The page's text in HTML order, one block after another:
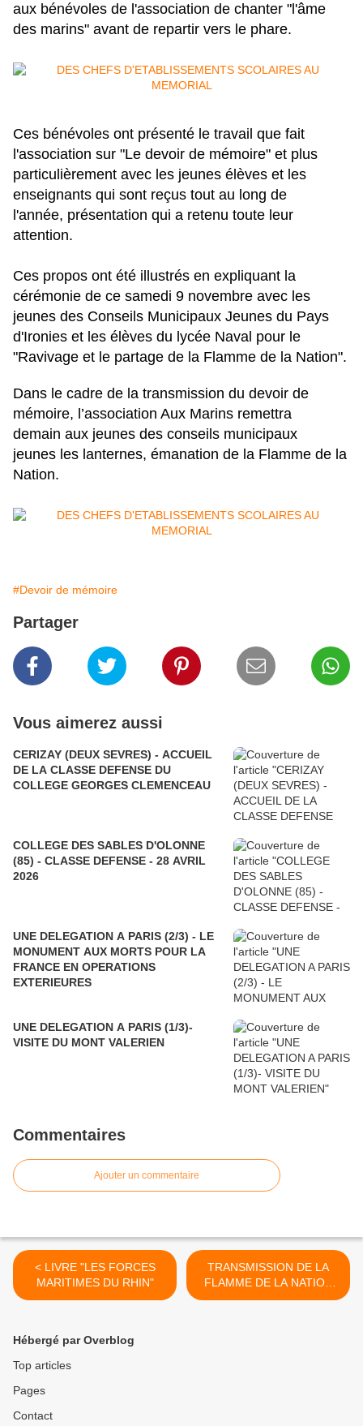
aux bénévoles de l'association de chanter "l'âme
des marins" avant de repartir vers le phare.
Ces bénévoles ont présenté le travail que fait
l'association sur "Le devoir de mémoire" et plus
particulièrement avec les jeunes élèves et les
enseignants qui sont reçus tout au long de
l'année, présentation qui a retenu toute leur
attention.
Ces propos ont été illustrés en expliquant la
cérémonie de ce samedi 9 novembre avec les
jeunes des Conseils Municipaux Jeunes du Pays
d'Ironies et les élèves du lycée Naval pour le
"Ravivage et le partage de la Flamme de la Nation".
Dans le cadre de la transmission du devoir de
mémoire, l’association Aux Marins remettra
demain aux jeunes des conseils municipaux
jeunes les lanternes, émanation de la Flamme de la
Nation.
#Devoir de mémoire
Partager
Vous aimerez aussi
CERIZAY (DEUX SEVRES) - ACCUEIL
DE LA CLASSE DEFENSE DU
COLLEGE GEORGES CLEMENCEAU
COLLEGE DES SABLES D'OLONNE
(85) - CLASSE DEFENSE - 28 AVRIL
2026
UNE DELEGATION A PARIS (2/3) - LE
MONUMENT AUX MORTS POUR LA
FRANCE EN OPERATIONS
EXTERIEURES
UNE DELEGATION A PARIS (1/3)-
VISITE DU MONT VALERIEN
Commentaires
Ajouter un commentaire
< LIVRE "LES FORCES
MARITIMES DU RHIN"
TRANSMISSION DE LA
FLAMME DE LA NATION
AUX CONSEILLERS
Hébergé par Overblog
Top articles
Pages
Contact